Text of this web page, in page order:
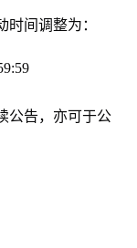
间调整为：
公告，亦可于公